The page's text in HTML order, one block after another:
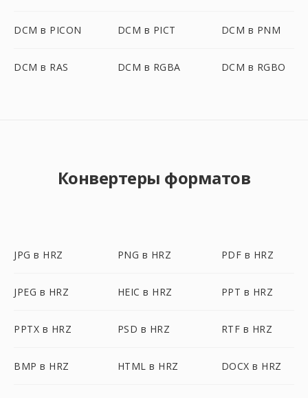
DCM в PICON DCM в PICT DCM в PNM
DCM в RAS DCM в RGBA DCM в RGBO
Конвертеры форматов
JPG в HRZ PNG в HRZ PDF в HRZ
JPEG в HRZ HEIC в HRZ PPT в HRZ
PPTX в HRZ PSD в HRZ RTF в HRZ
BMP в HRZ HTML в HRZ DOCX в HRZ